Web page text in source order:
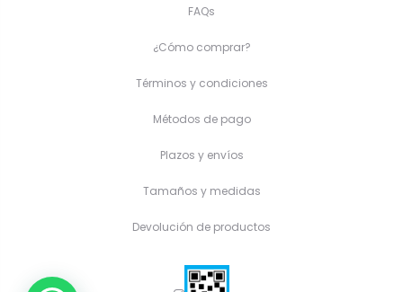
FAQs
¿Cómo comprar?
Términos y condiciones
Métodos de pago
Plazos y envíos
Tamaños y medidas
Devolución de productos